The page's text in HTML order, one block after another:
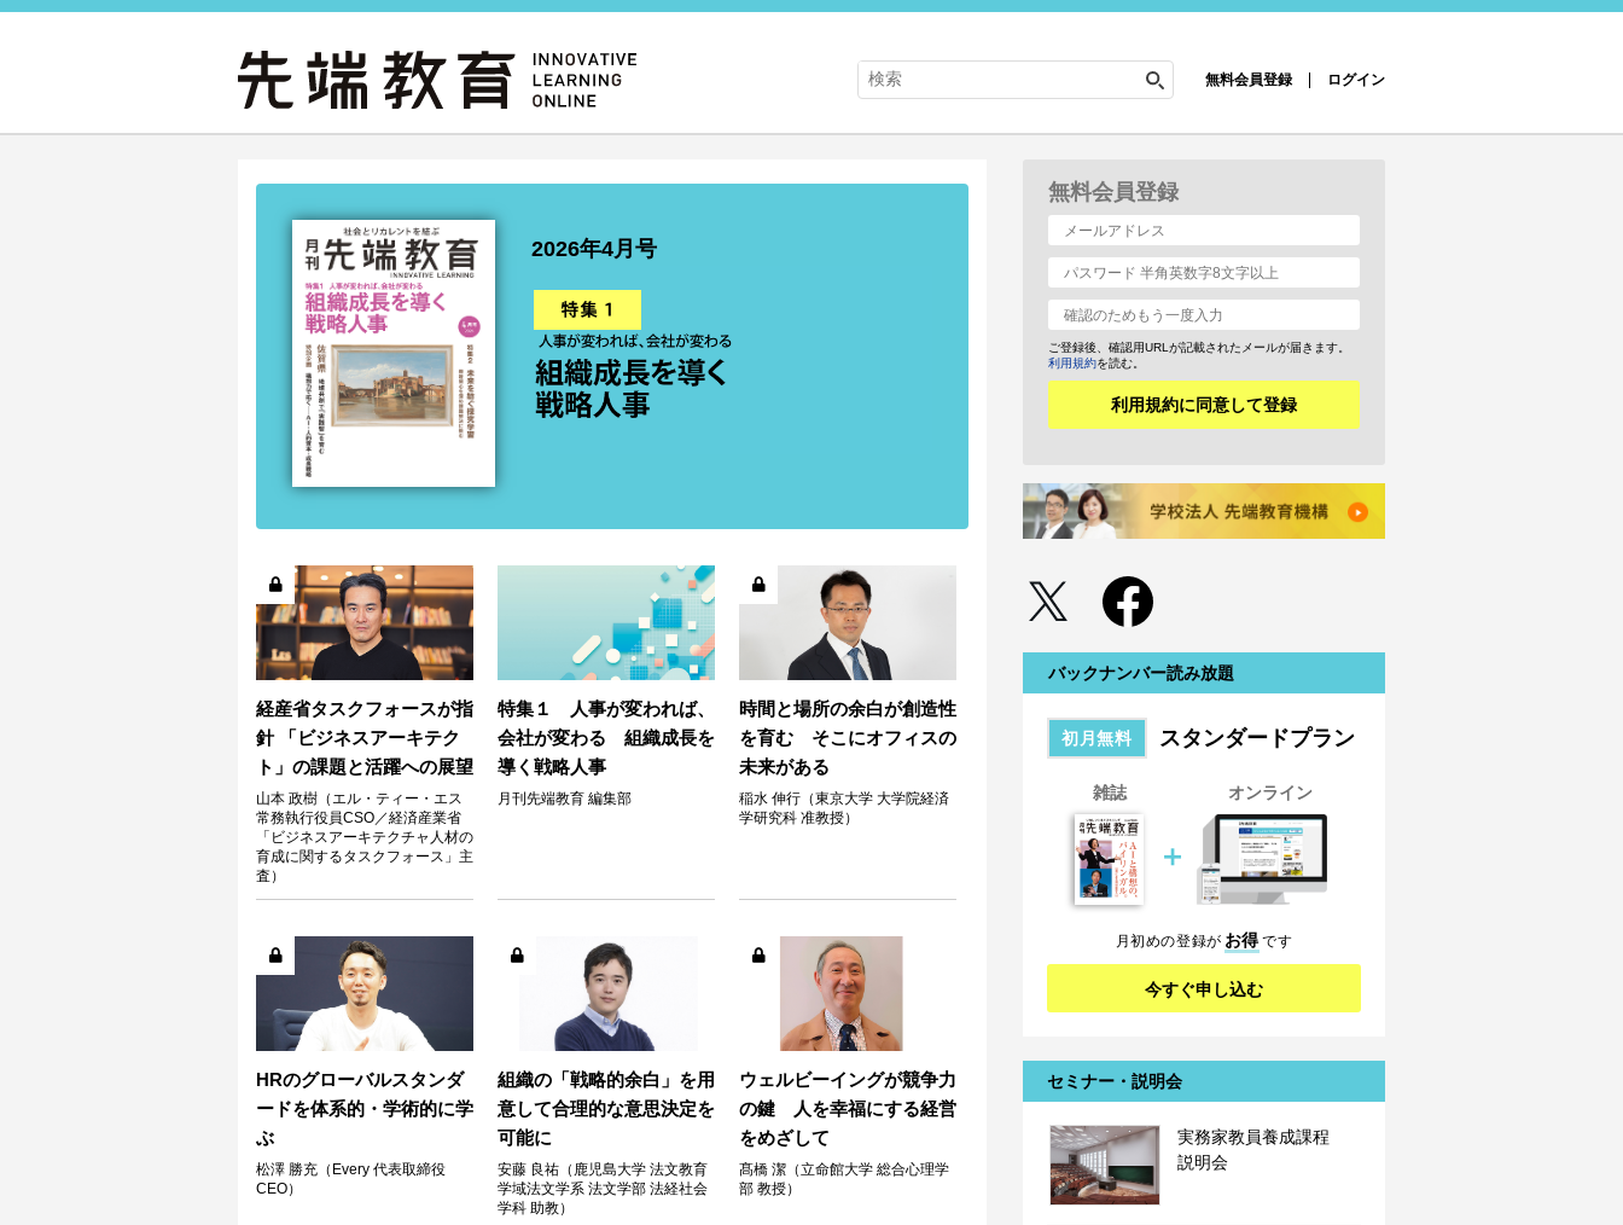
無料会員登録 ログイン
2026年4月号
経産省タスクフォースが指
針 「ビジネスアーキテク
ト」の課題と活躍への展望
山本 政樹（エル・ティー・エス
常務執行役員CSO／経済産業省
「ビジネスアーキテクチャ人材の
育成に関するタスクフォース」主
査）
特集１ 人事が変われば、
会社が変わる 組織成長を
導く戦略人事
月刊先端教育 編集部
時間と場所の余白が創造性
を育む そこにオフィスの
未来がある
稲水 伸行（東京大学 大学院経済
学研究科 准教授）
HRのグローバルスタンダ
ードを体系的・学術的に学
ぶ
松澤 勝充（Every 代表取締役
CEO）
組織の「戦略的余白」を用
意して合理的な意思決定を
可能に
安藤 良祐（鹿児島大学 法文教育
学域法文学系 法文学部 法経社会
学科 助教）
ウェルビーイングが競争力
の鍵 人を幸福にする経営
をめざして
髙橋 潔（立命館大学 総合心理学
部 教授）
無料会員登録
ご登録後、確認用URLが記載されたメールが届きます。
利用規約を読む。
利用規約に同意して登録
バックナンバー読み放題
初月無料 スタンダードプラン
雑誌
＋
オンライン
月初めの登録が お得です
今すぐ申し込む
セミナー・説明会
実務家教員養成課程
説明会